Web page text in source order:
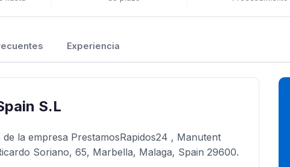
Experiencia
S.L
la empresa PrestamosRapidos24 , Manutent
Soriano, 65, Marbella, Malaga, Spain 29600.